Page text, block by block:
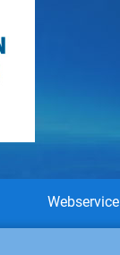
Webservice